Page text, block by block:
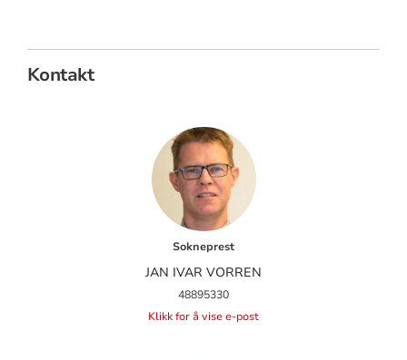
Kontakt
Sokneprest
JAN IVAR VORREN
48895330
Klikk for å vise e-post